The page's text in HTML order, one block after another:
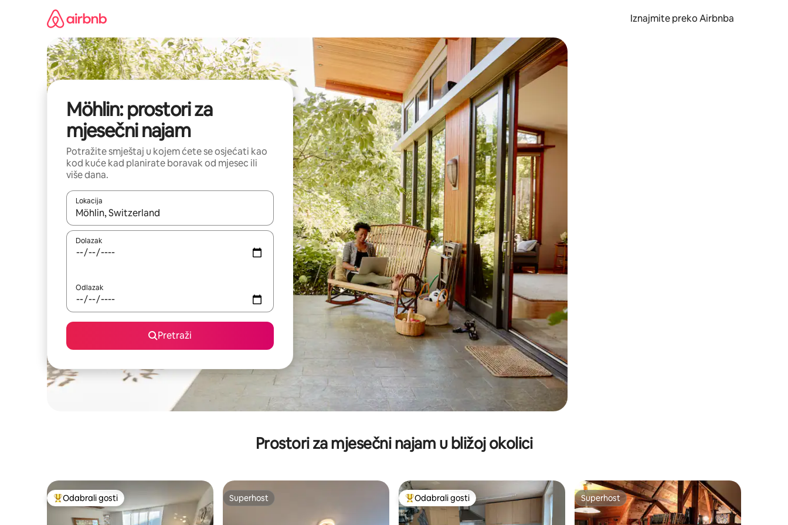
Iznajmite preko Airbnba
Möhlin: prostori za
mjesečni najam
Potražite smještaj u kojem ćete se osjećati kao
kod kuće kad planirate boravak od mjesec ili
više dana.
Lokacija
Kada budu dostupni rezultati, moći ćete ih pregledati koristeći se strelicama prema gore i prema dolje, kao i dodirom ili prelaskom prstom po zaslonu.
Dolazak
Odlazak
Pretraži
Prostori za mjesečni najam u bližoj okolici
Među najviše rangiranima s oznakom „Odabrali gosti”
Odabrali gosti Superhost
Superhost Među najviše rangiranima s oznakom „Odabrali gosti”
Odabrali gosti Superhost
Superhost